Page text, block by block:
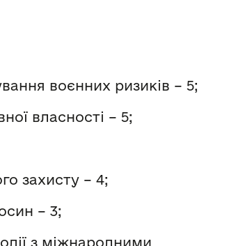
воєнних ризиків – 5;
власності – 5;
захисту – 4;
– 3;
з міжнародними